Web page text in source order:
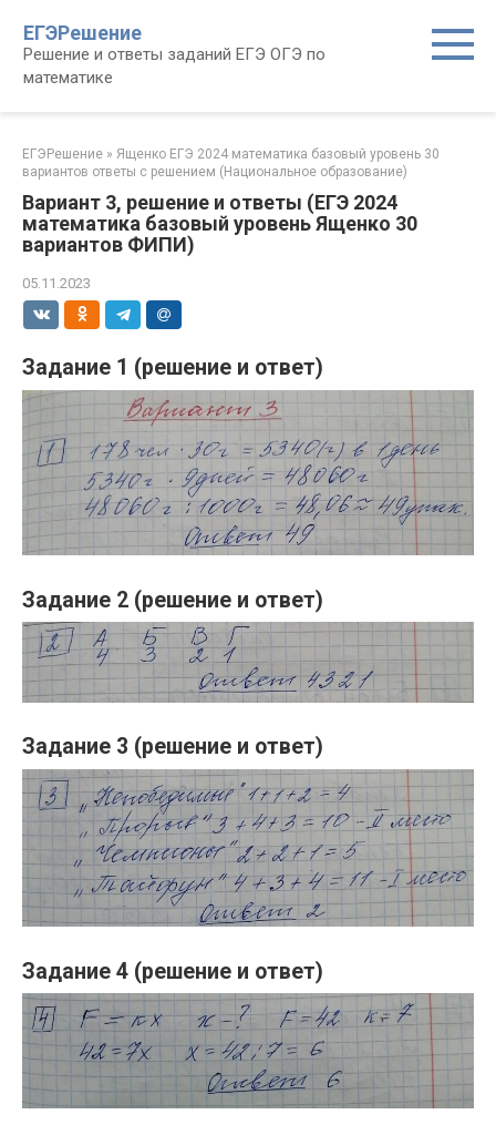
контенту
ЕГЭРешение
Решение и ответы заданий ЕГЭ ОГЭ по
математике
ЕГЭРешение » Ященко ЕГЭ 2024 математика базовый уровень 30
вариантов ответы с решением (Национальное образование)
Вариант 3, решение и ответы (ЕГЭ 2024
математика базовый уровень Ященко 30
вариантов ФИПИ)
05.11.2023
Задание 1 (решение и ответ)
Задание 2 (решение и ответ)
Задание 3 (решение и ответ)
Задание 4 (решение и ответ)